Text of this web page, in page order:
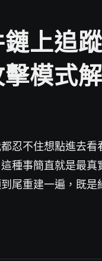
上追
模式
忍不住想點進去看
種事簡直就是最真
尾重建一遍，既是